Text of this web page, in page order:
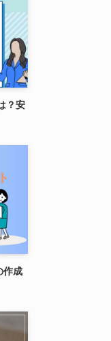
？安
作成